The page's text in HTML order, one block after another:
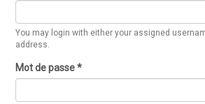
You may login with either your assigned
address.
Mot de passe*